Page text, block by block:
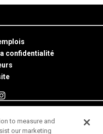
confidentialité
Reserved.
to measure and
our marketing